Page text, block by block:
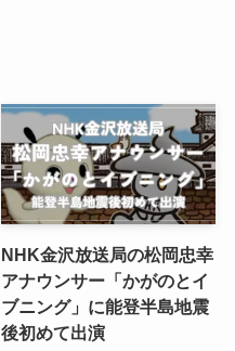
NHK金沢放送局の松岡忠幸
アナウンサー「かがのとイ
ブニング」に能登半島地震
後初めて出演